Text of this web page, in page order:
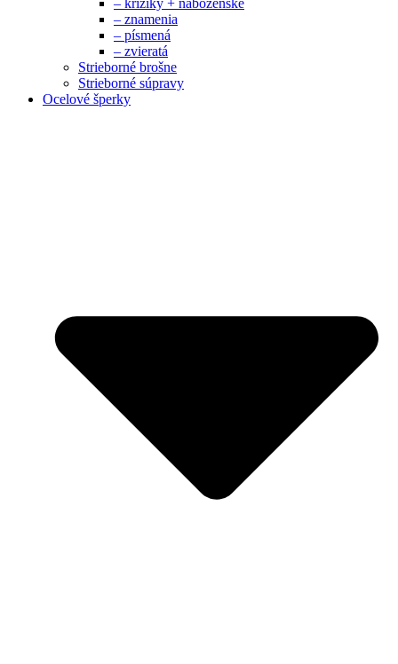
– znamenia
– písmená
– zvieratá
Strieborné brošne
Strieborné súpravy
Ocelové šperky